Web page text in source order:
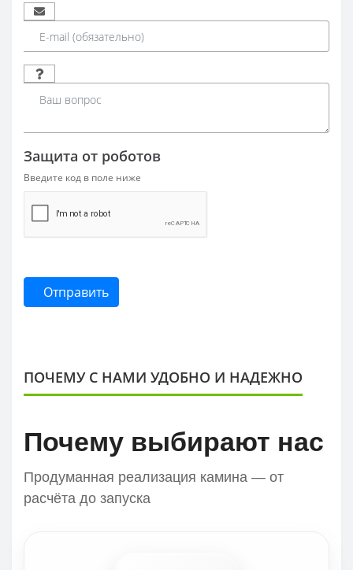
Защита от роботов
Введите код в поле ниже
Отправить
ПОЧЕМУ С НАМИ УДОБНО И НАДЕЖНО
Почему выбирают нас
Продуманная реализация камина — от
расчёта до запуска